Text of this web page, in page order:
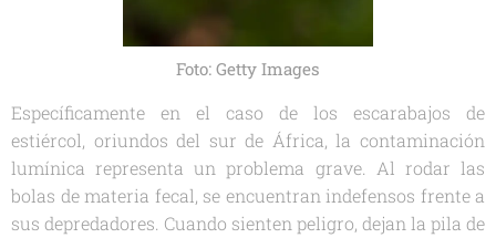
Foto: Getty Images
Específicamente en el caso de los escarabajos de
estiércol, oriundos del sur de África, la contaminación
lumínica representa un problema grave. Al rodar las
bolas de materia fecal, se encuentran indefensos frente a
sus depredadores. Cuando sienten peligro, dejan la pila de